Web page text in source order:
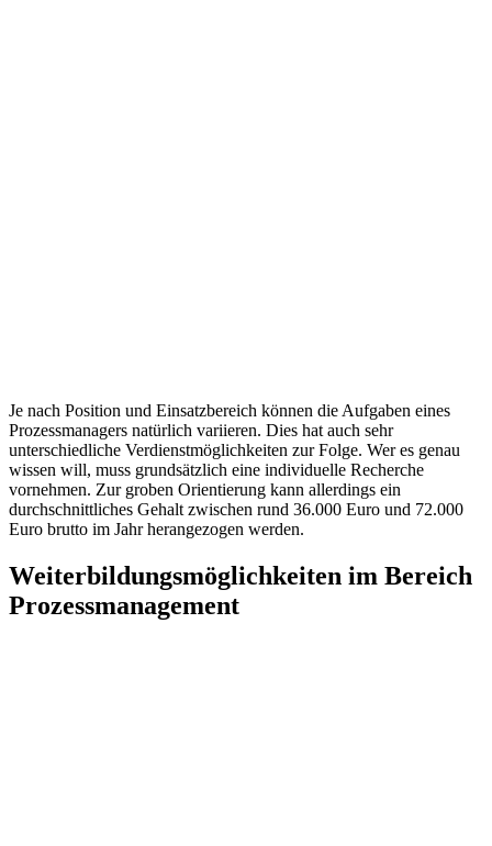
Je nach Position und Einsatzbereich können die Aufgaben eines
Prozessmanagers natürlich variieren. Dies hat auch sehr
unterschiedliche Verdienstmöglichkeiten zur Folge. Wer es genau
wissen will, muss grundsätzlich eine individuelle Recherche
vornehmen. Zur groben Orientierung kann allerdings ein
durchschnittliches Gehalt zwischen rund 36.000 Euro und 72.000
Euro brutto im Jahr herangezogen werden.
Weiterbildungsmöglichkeiten im Bereich
Prozessmanagement